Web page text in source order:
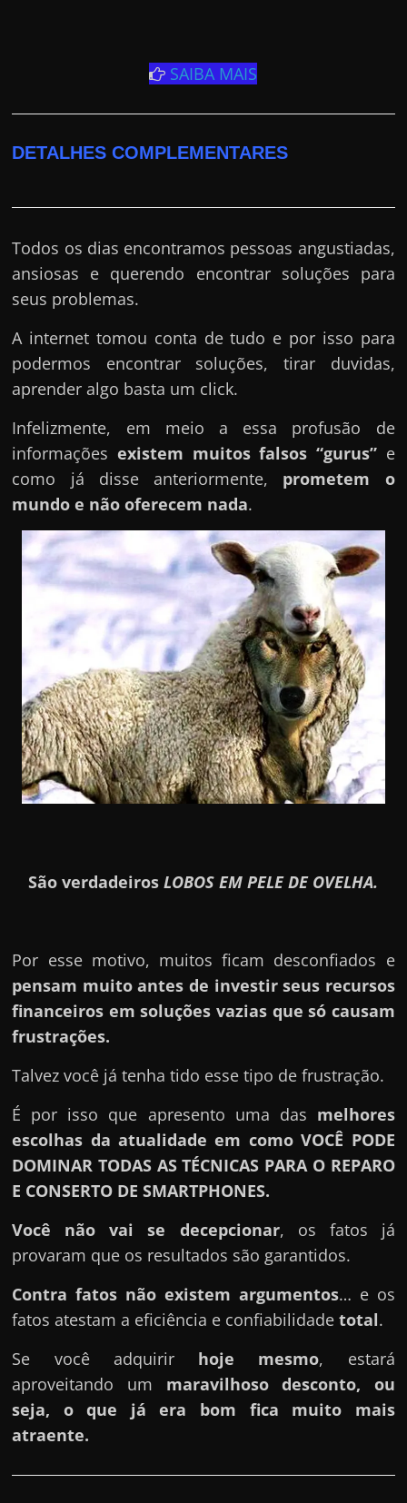
SAIBA MAIS
DETALHES COMPLEMENTARES
Todos os dias encontramos pessoas angustiadas,
ansiosas e querendo encontrar soluções para
seus problemas.
A internet tomou conta de tudo e por isso para
podermos encontrar soluções, tirar duvidas,
aprender algo basta um click.
Infelizmente, em meio a essa profusão de
informaçõesexistem muitos falsos “gurus”e
como já disse anteriormente, prometem o
mundo e não oferecem nada.
São verdadeirosLOBOS EM PELE DE OVELHA.
Por esse motivo, muitos ficam desconfiados e
pensam muito antes de investir seus recursos
financeiros em soluções vazias que só causam
frustrações.
Talvez você já tenha tido esse tipo de frustração.
É por isso que apresento uma das melhores
escolhas da atualidade em como VOCÊ PODE
DOMINAR TODAS AS TÉCNICAS PARA O REPARO
E CONSERTO DE SMARTPHONES.
Você não vai se decepcionar, os fatos já
provaram que os resultados são garantidos.
Contra fatos não existem argumentos… e os
fatos atestam a eficiência e confiabilidadetotal.
Se você adquirir hoje mesmo, estará
aproveitando um maravilhoso desconto, ou
seja, o que já era bom fica muito mais
atraente.